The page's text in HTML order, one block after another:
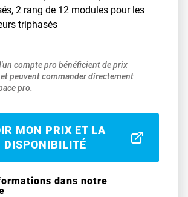
2 rang de 12 modules pour les
triphasés
compte pro bénéficient de prix
peuvent commander directement
pro.
MON PRIX ET LA
DISPONIBILITÉ
dans notre